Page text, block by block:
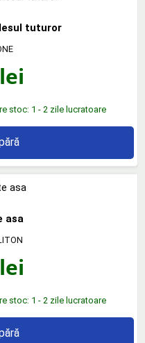
tuturor
lei
stoc: 1 - 2 zile lucratoare
asa
lei
stoc: 1 - 2 zile lucratoare